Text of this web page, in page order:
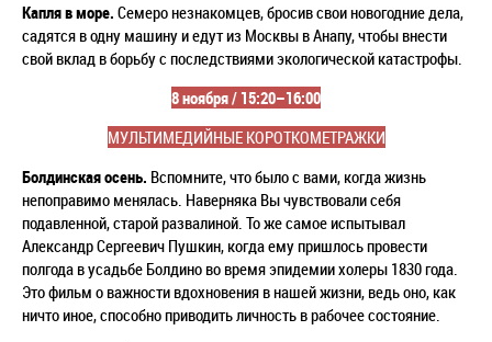
Капля в море. Семеро незнакомцев, бросив свои новогодние дела,
садятся в одну машину и едут из Москвы в Анапу, чтобы внести
свой вклад в борьбу с последствиями экологической катастрофы.
8 ноября / 15:20–16:00
МУЛЬТИМЕДИЙНЫЕКОРОТКОМЕТРАЖКИ
Болдинская осень. Вспомните, что было с вами, когда жизнь
непоправимо менялась. Наверняка Вы чувствовали себя
подавленной, старой развалиной. То же самое испытывал
Александр Сергеевич Пушкин, когда ему пришлось провести
полгода в усадьбе Болдино во время эпидемии холеры 1830 года.
Это фильм о важности вдохновения в нашей жизни, ведь оно, как
ничто иное, способно приводить личность в рабочее состояние.